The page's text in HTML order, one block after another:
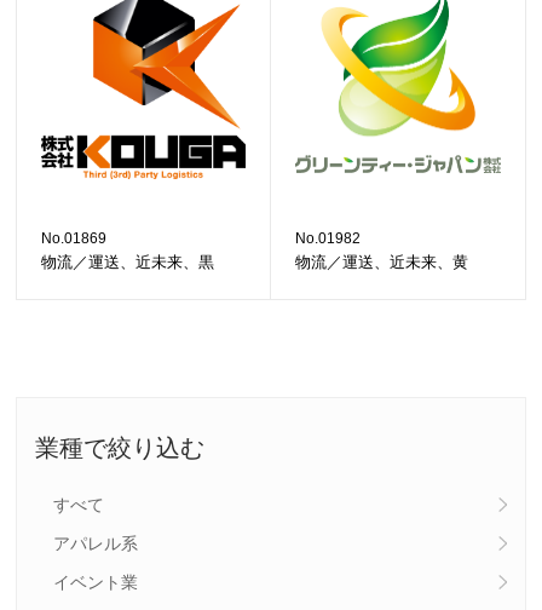
業種で絞り込む
すべて
アパレル系
イベント業
No.01869
物流／運送、近未来、黒
No.01982
物流／運送、近未来、黄